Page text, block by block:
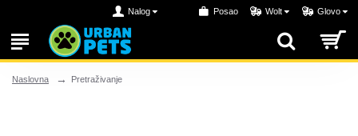
Nalog Posao Wolt Glovo
Naslovna Pretraživanje